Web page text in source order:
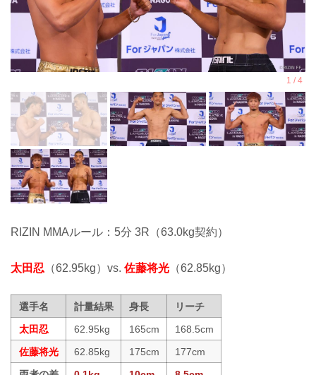
RIZIN MMAルール：5分 3R（63.0kg契約）
太田忍 （62.95kg）vs. 佐藤将光 （62.85kg）
選手名 計量結果 身長
リーチ
太田忍
62.95kg 165cm
168.5cm
佐藤将光
62.85kg 175cm
177cm